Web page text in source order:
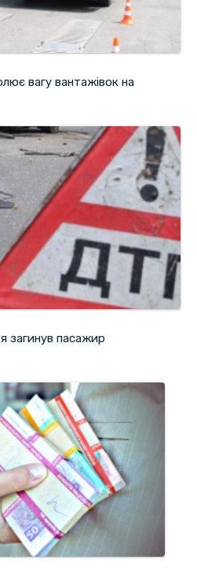
вагу вантажівок на
загинув пасажир